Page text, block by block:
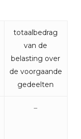
totaalbedrag
van de
belasting over
de voorgaande
gedeelten
–